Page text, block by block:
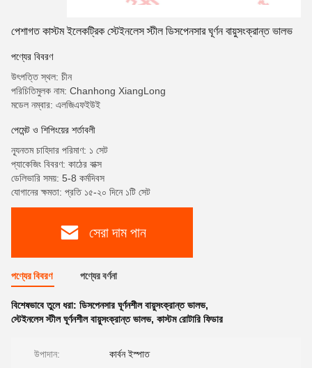
পেশাগত কাস্টম ইলেকট্রিক স্টেইনলেস স্টীল ডিসপেনসার ঘূর্ণন বায়ুসংক্রান্ত ভালভ
পণ্যের বিবরণ
উৎপত্তি স্থল: চীন
পরিচিতিমুলক নাম: Chanhong XiangLong
মডেল নম্বার: এলজিএফইউই
পেমেন্ট ও শিপিংয়ের শর্তাবলী
ন্যূনতম চাহিদার পরিমাণ: ১ সেট
প্যাকেজিং বিবরণ: কাঠের বাক্স
ডেলিভারি সময়: 5-8 কর্মদিবস
যোগানের ক্ষমতা: প্রতি ১৫-২০ দিনে ১টি সেট
সেরা দাম পান
পণ্যের বিবরণ পণ্যের বর্ণনা
বিশেষভাবে তুলে ধরা: ডিসপেনসার ঘূর্ণনশীল বায়ুসংক্রান্ত ভালভ,
স্টেইনলেস স্টীল ঘূর্ণনশীল বায়ুসংক্রান্ত ভালভ, কাস্টম রোটারি ফিডার
উপাদান: কার্বন ইস্পাত